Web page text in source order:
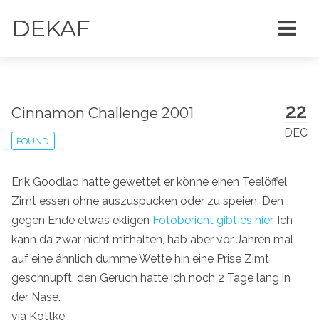
DEKAF
22
DEC
Cinnamon Challenge 2001
FOUND
Erik Goodlad hatte gewettet er könne einen Teelöffel
Zimt essen ohne auszuspucken oder zu speien. Den
gegen Ende etwas ekligen Fotobericht gibt es hier. Ich
kann da zwar nicht mithalten, hab aber vor Jahren mal
auf eine ähnlich dumme Wette hin eine Prise Zimt
geschnupft, den Geruch hatte ich noch 2 Tage lang in
der Nase.
via Kottke